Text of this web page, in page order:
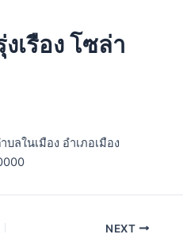
เรือง โซล่า
ลในเมือง อำเภอเมือง
NEXT